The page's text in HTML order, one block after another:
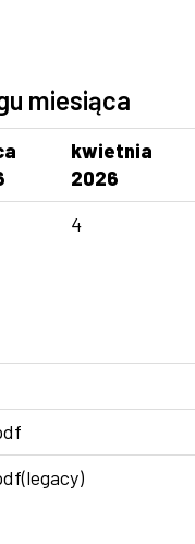
miesiąca
kwietnia
2026
4